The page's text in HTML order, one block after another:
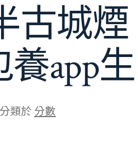
古城煙
app生
分類於 分數